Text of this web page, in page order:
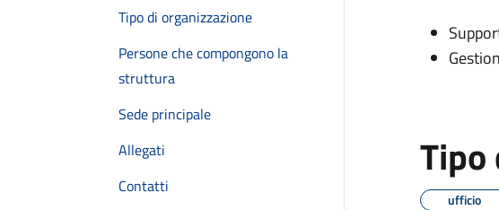
Tipo di organizzazione
Persone che compongono la
struttura
Sede principale
Allegati
Contatti
Tipo
ufficio